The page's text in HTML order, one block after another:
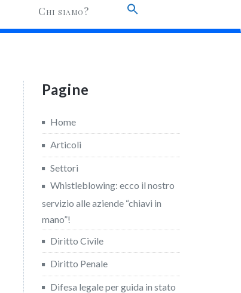
Chi siamo?
Pagine
Home
Articoli
Settori
Whistleblowing: ecco il nostro
servizio alle aziende “chiavi in
mano”!
Diritto Civile
Diritto Penale
Difesa legale per guida in stato